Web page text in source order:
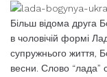
Більш відома друга
в чоловічій формі
супружнього життя,
весни. Слово “лада”